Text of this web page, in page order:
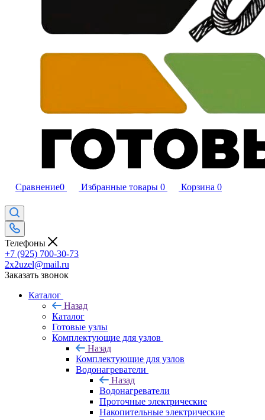
Сравнение0 Избранные товары 0 Корзина 0
Телефоны
+7 (925) 700-30-73
2x2uzel@mail.ru
Заказать звонок
Каталог
Назад
Каталог
Готовые узлы
Комплектующие для узлов
Назад
Комплектующие для узлов
Водонагреватели
Назад
Водонагреватели
Проточные электрические
Накопительные электрические